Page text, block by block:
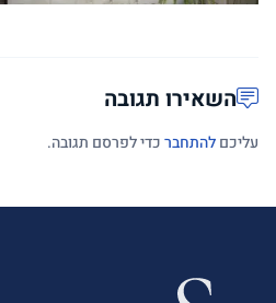
השאירו תגובה
עליכםלהתחברכדי לפרסם תגובה.